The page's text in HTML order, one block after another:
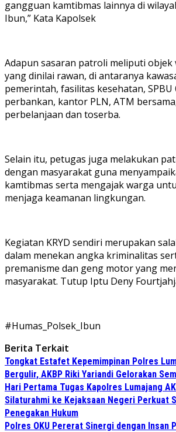
gangguan kamtibmas lainnya di
Ibun,” Kata Kapolsek
Adapun sasaran patroli meliputi
yang dinilai rawan, di antaranya
pemerintah, fasilitas kesehatan, SPBU
perbankan, kantor PLN, ATM
perbelanjaan dan toserba.
Selain itu, petugas juga melakukan
dengan masyarakat guna
kamtibmas serta mengajak warga
menjaga keamanan lingkungan.
Kegiatan KRYD sendiri merupakan
dalam menekan angka kriminalitas
premanisme dan geng motor yang
masyarakat. Tutup Iptu Deny
#Humas_Polsek_Ibun
Berita Terkait
Tongkat Estafet Kepemimpinan Polres
Bergulir, AKBP Riki Yariandi Gelorakan
Hari Pertama Tugas Kapolres Lumajang
Silaturahmi ke Kejaksaan Negeri Perkuat
Penegakan Hukum
Polres OKU Pererat Sinergi dengan Insan